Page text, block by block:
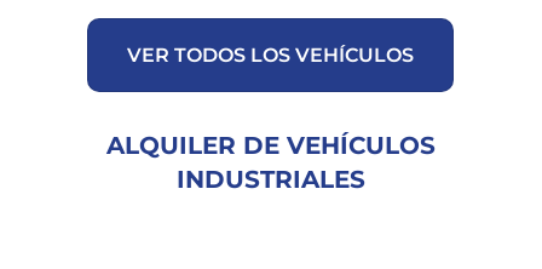
VER TODOS LOS VEHÍCULOS
ALQUILER DE VEHÍCULOS
INDUSTRIALES